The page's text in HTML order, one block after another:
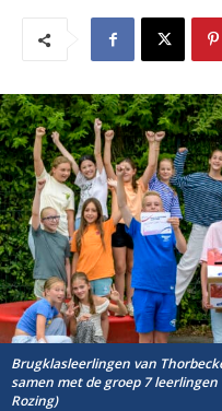
Brugklasleerlingen van
samen met de groep 7 leerlingen
Rozing)